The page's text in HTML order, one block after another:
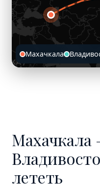
Махачкала
Махачкала
лететь